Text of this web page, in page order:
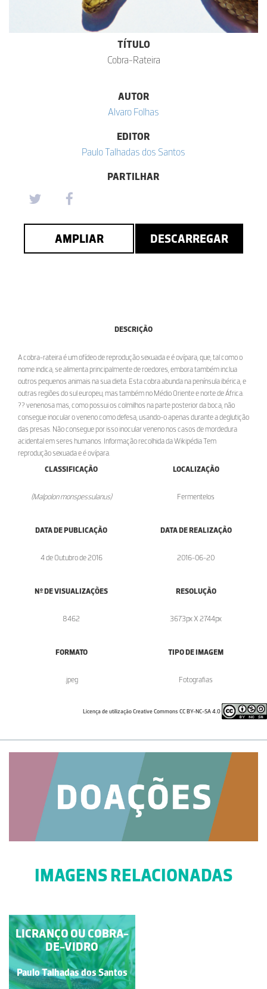
TÍTULO
Cobra-Rateira
AUTOR
Alvaro Folhas
EDITOR
Paulo Talhadas dos Santos
PARTILHAR
AMPLIAR DESCARREGAR
DESCRIÇÃO
A cobra-rateira é um ofídeo de reprodução sexuada e é ovípara, que, tal como o
nome indica, se alimenta principalmente de roedores, embora também inclua
outros pequenos animais na sua dieta. Esta cobra abunda na península ibérica, e
outras regiões do sul europeu, mas também no Médio Oriente e norte de África.
?? venenosa mas, como possui os colmilhos na parte posterior da boca, não
consegue inocular o veneno como defesa, usando-o apenas durante a deglutição
das presas. Não consegue por isso inocular veneno nos casos de mordedura
acidental em seres humanos. Informação recolhida da Wikipédia Tem
reprodução sexuada e é ovípara.
CLASSIFICAÇÃO
(Malpolon monspessulanus)
LOCALIZAÇÃO
Fermentelos
DATA DE PUBLICAÇÃO
4 de Outubro de 2016
DATA DE REALIZAÇÃO
2016-06-20
Nº DE VISUALIZAÇÕES
8462
RESOLUÇÃO
3673px X 2744px
FORMATO
.jpeg
TIPO DE IMAGEM
Fotografias
Licença de utilização Creative Commons CC BY-NC-SA 4.0
IMAGENS RELACIONADAS
COBRA-RATEIRA
JUVENIL
Paulo Talhadas dos Santos
LICRANÇO OU COBRA-
DE-VIDRO
Paulo Talhadas dos Santos